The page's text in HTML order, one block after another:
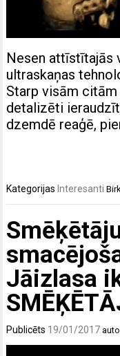
Nesen attīstītajās
ultraskaņas
Starp visām
detalizēti
dzemdē reaģē,
Kategorijas Interesanti
Jāizlasa
Publicēts 19/01/2017